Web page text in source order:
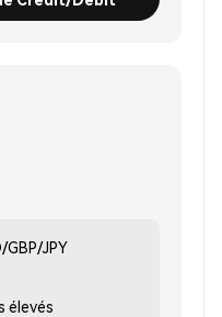
GBP/JPY
élevés